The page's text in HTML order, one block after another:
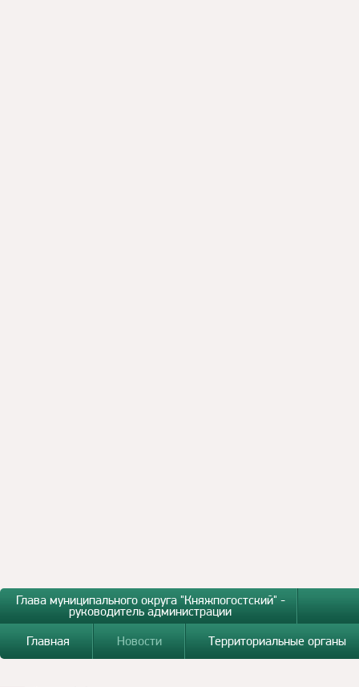
Глава муниципального округа "Княжпогостский" -
руководитель администрации
Главная
Новости Территориальные органы